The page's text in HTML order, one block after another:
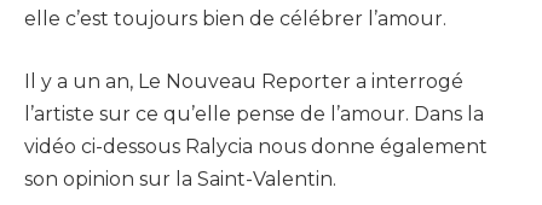
elle c’est toujours bien de célébrer l’amour.
Il y a un an, Le Nouveau Reporter a interrogé
l’artiste sur ce qu’elle pense de l’amour. Dans la
vidéo ci-dessous Ralycia nous donne également
son opinion sur la Saint-Valentin.